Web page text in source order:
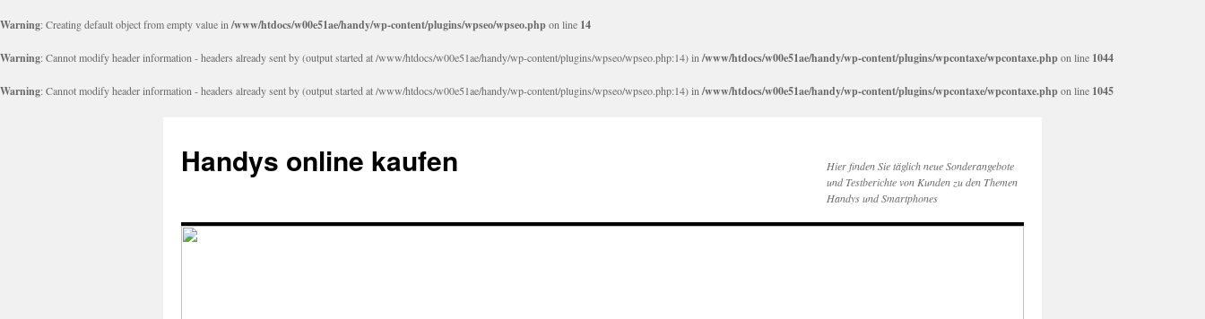
Warning: Creating default object from empty value in /www/htdocs/w00e51ae/handy/wp-content/plugins/wpseo/wpseo.phpon line 14
Warning: Cannot modify header information - headers already sent by (output started at /www/htdocs/w00e51ae/handy/wp-content/plugins/wpseo/wpseo.php:14) in /www/htdocs/w00e51ae/handy/wp-content/plugins/wpcontaxe/wpcontaxe.phpon line 1044
Warning: Cannot modify header information - headers already sent by (output started at /www/htdocs/w00e51ae/handy/wp-content/plugins/wpseo/wpseo.php:14) in /www/htdocs/w00e51ae/handy/wp-content/plugins/wpcontaxe/wpcontaxe.phpon line 1045
Handys online kaufen
Hier finden Sie täglich neue Sonderangebote
und Testberichte von Kunden zu den Themen
Handys und Smartphones